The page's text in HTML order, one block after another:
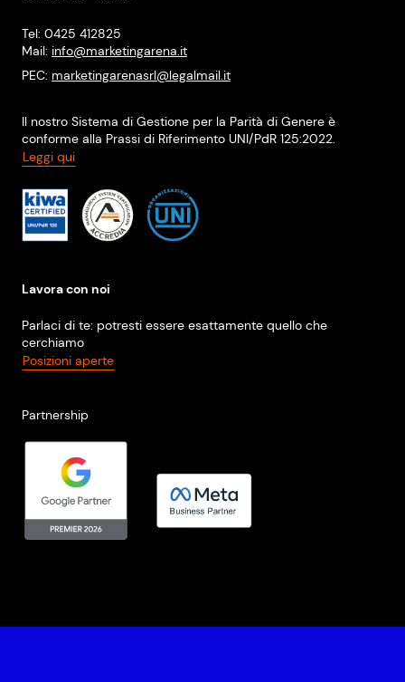
Tel: 0425 412825
Mail: info@marketingarena.it
PEC: marketingarenasrl@legalmail.it
Il nostro Sistema di Gestione per la Parità di Genere è
conforme alla Prassi di Riferimento UNI/PdR 125:2022.
Leggi qui
Lavora con noi
Parlaci di te: potresti essere esattamente quello che
cerchiamo
Posizioni aperte
Partnership